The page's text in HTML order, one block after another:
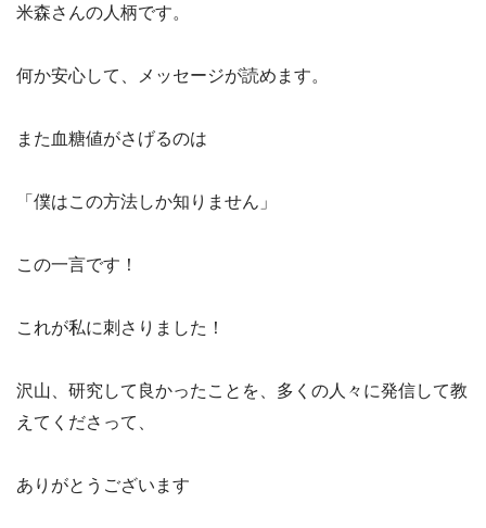
米森さんの人柄です。
何か安心して、メッセージが読めます。
また血糖値がさげるのは
「僕はこの方法しか知りません」
この一言です！
これが私に刺さりました！
沢山、研究して良かったことを、多くの人々に発信して教
えてくださって、
ありがとうございます